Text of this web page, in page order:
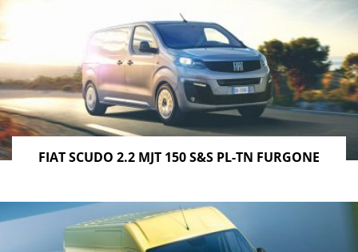
FIAT SCUDO 2.2 MJT 150 S&S PL-TN FURGONE